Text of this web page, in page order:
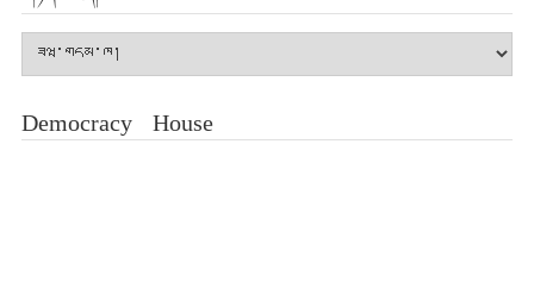
Democracy House